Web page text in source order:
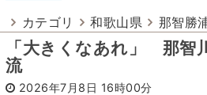
カテゴリ 和歌山県 那智勝
「大きくなあれ」 那智
流
2026年7月8日 16時00分